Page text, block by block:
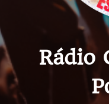
Rádio